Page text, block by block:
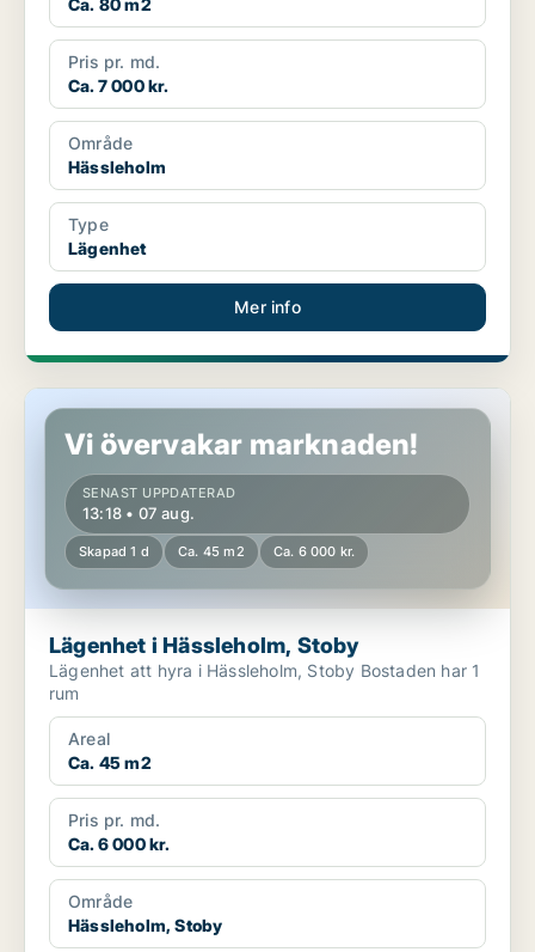
Ca. 80 m2
Pris pr. md.
Ca. 7 000 kr.
Område
Hässleholm
Type
Lägenhet
Mer info
Lägenhet i Hässleholm, Stoby
Vi övervakar marknaden!
SENAST UPPDATERAD
13:18 • 07 aug.
Skapad 1 d Ca. 45 m2 Ca. 6 000 kr.
Lägenhet i Hässleholm, Stoby
Lägenhet att hyra i Hässleholm, Stoby Bostaden har 1
rum
Areal
Ca. 45 m2
Pris pr. md.
Ca. 6 000 kr.
Område
Hässleholm, Stoby